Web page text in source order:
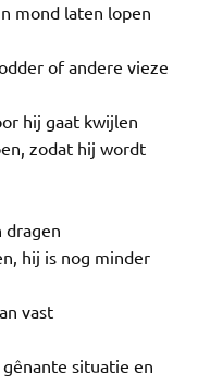
mond laten lopen
of andere vieze
hij gaat kwijlen
zodat hij wordt
dragen
hij is nog minder
vast
situatie en